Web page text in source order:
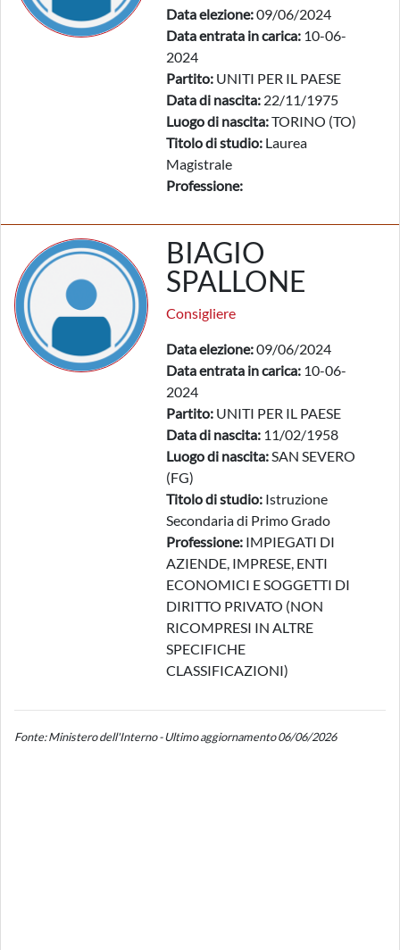
Data elezione:09/06/2024
Data entrata in carica: 10-06-
2024
Partito: UNITI PER IL PAESE
Data di nascita: 22/11/1975
Luogo di nascita:TORINO (TO)
Titolo di studio: Laurea
Magistrale
Professione:
BIAGIO
SPALLONE
Consigliere
Data elezione:09/06/2024
Data entrata in carica: 10-06-
2024
Partito: UNITI PER IL PAESE
Data di nascita: 11/02/1958
Luogo di nascita:SAN SEVERO
(FG)
Titolo di studio: Istruzione
Secondaria di Primo Grado
Professione: IMPIEGATI DI
AZIENDE, IMPRESE, ENTI
ECONOMICI E SOGGETTI DI
DIRITTO PRIVATO (NON
RICOMPRESI IN ALTRE
SPECIFICHE
CLASSIFICAZIONI)
Fonte: Ministero dell'Interno - Ultimo aggiornamento 06/06/2026